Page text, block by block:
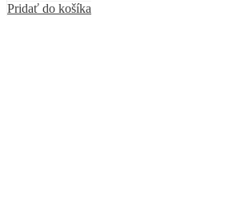
Pridať do košíka